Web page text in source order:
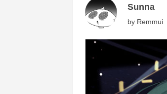
Sunna
by Remmui